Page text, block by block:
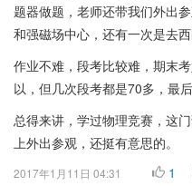
题器做题，老师还带我们外出
和强磁场中心，还有一次是去西
作业不难，段考比较难，期末
以，但几次段考都是70多，最后
总得来讲，学过物理竞赛，这
上外出参观，还挺有意思的。
2017年1月11日 04:31 1